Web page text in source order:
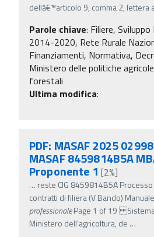
dellâ€™articolo 9, comma 2, lettera
Parole chiave: Filiere,
2014-2020, Rete Rurale
Finanziamenti, Normativa,
Ministero delle politiche
forestali
Ultima modifica:
PDF: MASAF 2025
MASAF 8459814B5A
Proponente 1 [2%]
… reste CIG 8459814B5A
contratti di filiera (V Bando)
professionalePage 1 of 19 Sistema
Ministero dell'agricoltura, de …